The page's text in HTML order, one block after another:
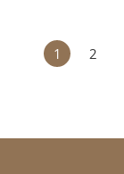
1 2